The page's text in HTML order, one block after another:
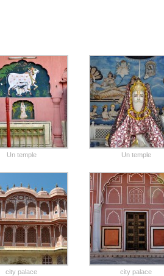
Un temple Un temple
city palace city palace